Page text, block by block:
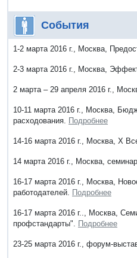
События
1-2 марта 2016 г., Москва,
2-3 марта 2016 г., Москва,
2 марта – 29 апреля 2016 г.,
10-11 марта 2016 г., Москва,
расходования. Подробнее
14-16 марта 2016 г., Москва, Х
14 марта 2016 г., Москва,
16-17 марта 2016 г., Москва,
работодателей. Подробнее
16-17 марта 2016 г.., Москва,
профстандарты". Подробнее
23-25 марта 2016 г., форум-